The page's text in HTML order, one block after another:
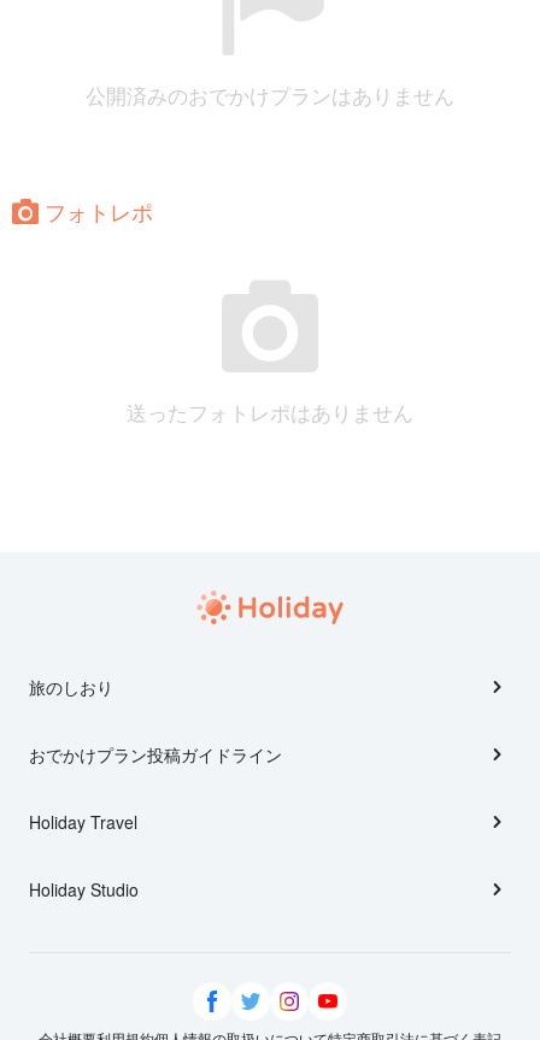
公開済みのおでかけプランはありません
フォトレポ
送ったフォトレポはありません
旅のしおり
おでかけプラン投稿ガイドライン
Holiday Travel
Holiday Studio